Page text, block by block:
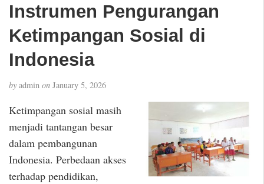
Instrumen Pengurangan
Ketimpangan Sosial di
Indonesia
by admin on January 5, 2026
Ketimpangan sosial masih
menjadi tantangan besar
dalam pembangunan
Indonesia. Perbedaan akses
terhadap pendidikan,